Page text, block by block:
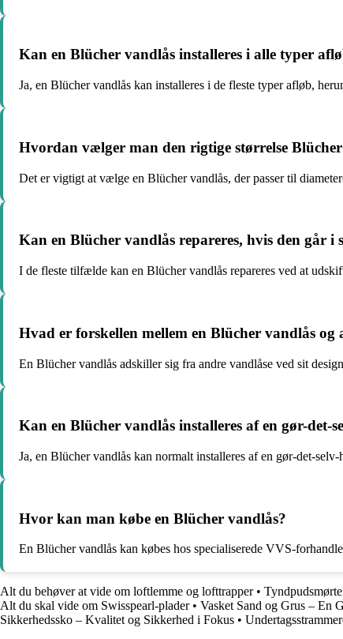
Kan en Blücher vandlås installeres i alle typer
Ja, en Blücher vandlås kan installeres i de fleste typer afløb,
Hvordan vælger man den rigtige størrelse
Det er vigtigt at vælge en Blücher vandlås, der passer til
Kan en Blücher vandlås repareres, hvis den går i
I de fleste tilfælde kan en Blücher vandlås repareres ved at
Hvad er forskellen mellem en Blücher vandlås og
En Blücher vandlås adskiller sig fra andre vandlåse ved sit
Kan en Blücher vandlås installeres af en gør-det-
Ja, en Blücher vandlås kan normalt installeres af en gør-det-
Hvor kan man købe en Blücher vandlås?
En Blücher vandlås kan købes hos specialiserede VVS-
Alt du behøver at vide om loftlemme og lofttrapper•
Alt du skal vide om Swisspearl-plader• Vasket Sand og Grus – En
Sikkerhedssko – Kvalitet og Sikkerhed i Fokus •